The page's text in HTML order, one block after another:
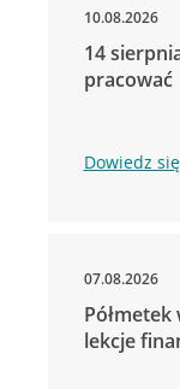
10.08.2026
14
pracować
Dowiedz
07.08.2026
lekcje